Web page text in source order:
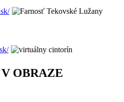
OBRAZE